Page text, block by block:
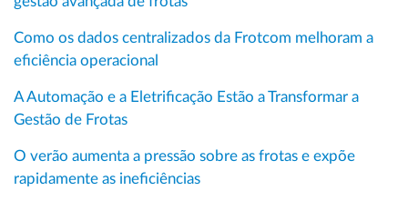
Como os dados centralizados da Frotcom melhoram a
eficiência operacional
A Automação e a Eletrificação Estão a Transformar a
Gestão de Frotas
O verão aumenta a pressão sobre as frotas e expõe
rapidamente as ineficiências